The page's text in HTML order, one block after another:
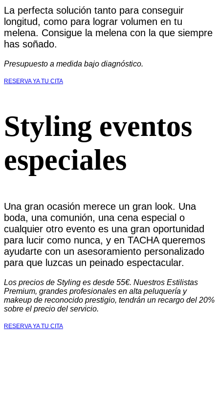
La perfecta solución tanto para conseguir
longitud, como para lograr volumen en tu
melena. Consigue la melena con la que siempre
has soñado.
Presupuesto a medida bajo diagnóstico.
RESERVA YA TU CITA
Styling eventos
especiales
Una gran ocasión merece un gran look. Una
boda, una comunión, una cena especial o
cualquier otro evento es una gran oportunidad
para lucir como nunca, y en TACHA queremos
ayudarte con un asesoramiento personalizado
para que luzcas un peinado espectacular.
Los precios de Styling es desde 55€. Nuestros Estilistas
Premium, grandes profesionales en alta peluquería y
makeup de reconocido prestigio, tendrán un recargo del 20%
sobre el precio del servicio.
RESERVA YA TU CITA